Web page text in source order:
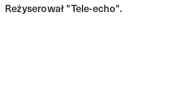
Reżyserował "Tele-echo".